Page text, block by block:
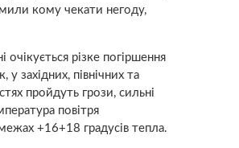
кому чекати негоду,
очікується різке погіршення
у західних, північних та
пройдуть грози, сильні
повітря
+16+18 градусів тепла.